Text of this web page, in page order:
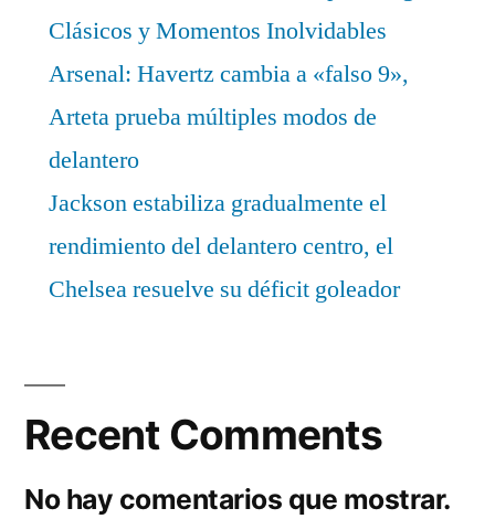
Clásicos y Momentos Inolvidables
Arsenal: Havertz cambia a «falso 9»,
Arteta prueba múltiples modos de
delantero
Jackson estabiliza gradualmente el
rendimiento del delantero centro, el
Chelsea resuelve su déficit goleador
Recent Comments
No hay comentarios que mostrar.